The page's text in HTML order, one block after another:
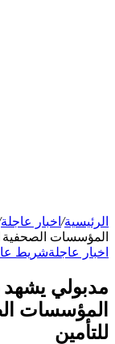
الرئيسية/ اخبار عاجلة
المؤسسات الصحفية
اخبار عاجلةشريط
مدبولي يشهد
المؤسسات
للتأمين